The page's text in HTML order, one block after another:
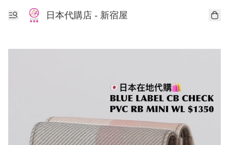
日本代購店 - 新宿屋